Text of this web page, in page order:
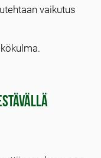
vaikutus